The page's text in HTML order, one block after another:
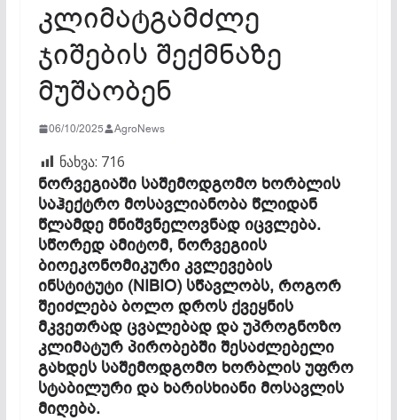
კლიმატგამძლე
ჯიშების შექმნაზე
მუშაობენ
06/10/2025 AgroNews
ნახვა: 716
ნორვეგიაში საშემოდგომო ხორბლის
საჰექტრო მოსავლიანობა წლიდან
წლამდე მნიშვნელოვნად იცვლება.
სწორედ ამიტომ, ნორვეგიის
ბიოეკონომიკური კვლევების
ინსტიტუტი (NIBIO) სწავლობს, როგორ
შეიძლება ბოლო დროს ქვეყნის
მკვეთრად ცვალებად და უპროგნოზო
კლიმატურ პირობებში შესაძლებელი
გახდეს საშემოდგომო ხორბლის უფრო
სტაბილური და ხარისხიანი მოსავლის
მიღება.